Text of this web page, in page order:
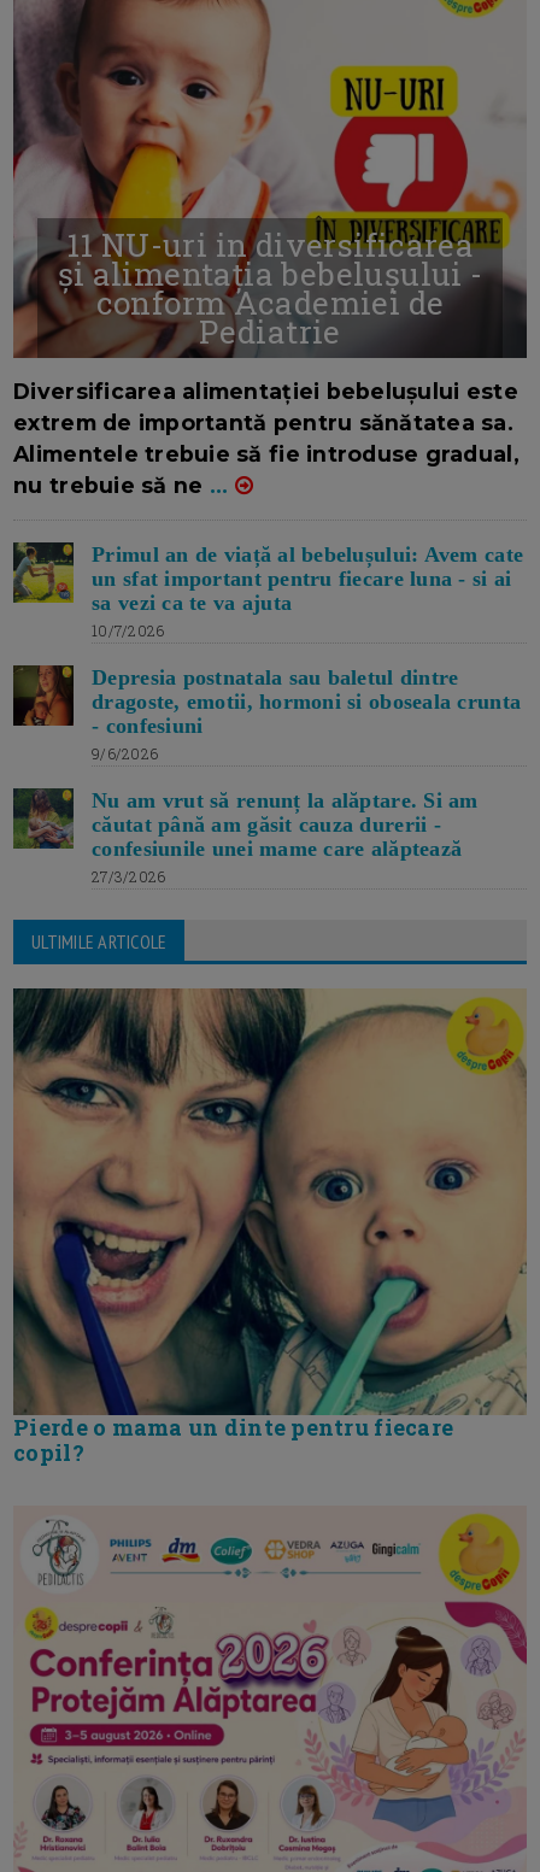
11 NU-uri in diversificarea
și alimentația bebelușului -
conform Academiei de
Pediatrie
Diversificarea alimentației bebelușului este
extrem de importantă pentru sănătatea sa.
Alimentele trebuie să fie introduse gradual,
nu trebuie să ne ...
Primul an de viață al bebelușului: Avem cate
un sfat important pentru fiecare luna - si ai
sa vezi ca te va ajuta
10/7/2026
Depresia postnatala sau baletul dintre
dragoste, emotii, hormoni si oboseala crunta
- confesiuni
9/6/2026
Nu am vrut să renunț la alăptare. Si am
căutat până am găsit cauza durerii -
confesiunile unei mame care alăptează
27/3/2026
ULTIMILE ARTICOLE
Pierde o mama un dinte pentru fiecare
copil?